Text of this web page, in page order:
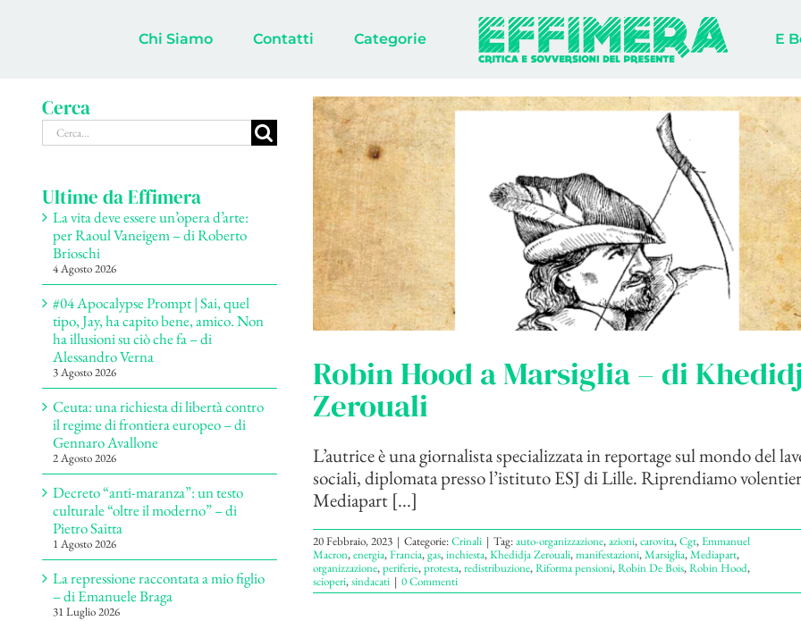
Chi Siamo Contatti Categorie E
Robin Hood a Marsiglia – di
Zerouali
L’autrice è una giornalista specializzata in reportage sul mondo del
sociali, diplomata presso l’istituto ESJ di Lille. Riprendiamo
Mediapart [...]
20 Febbraio, 2023 | Categorie:Crinali | Tag:auto-organizzazione,azioni,carovita,Cgt,Emmanuel
Macron,energia,Francia,gas,inchiesta,Khedidja Zerouali,manifestazioni,Marsiglia,Mediapart,
organizzazione,periferie,protesta,redistribuzione,Riforma pensioni,Robin De Bois,Robin Hood,
scioperi,sindacati | 0 Commenti
Cerca
Cerca
per:
Ultime da Effimera
La vita deve essere un’opera d’arte:
per Raoul Vaneigem – di Roberto
Brioschi
4 Agosto 2026
#04 Apocalypse Prompt | Sai, quel
tipo, Jay, ha capito bene, amico. Non
ha illusioni su ciò che fa – di
Alessandro Verna
3 Agosto 2026
Ceuta: una richiesta di libertà contro
il regime di frontiera europeo – di
Gennaro Avallone
2 Agosto 2026
Decreto “anti-maranza”: un testo
culturale “oltre il moderno” – di
Pietro Saitta
1 Agosto 2026
La repressione raccontata a mio figlio
– di Emanuele Braga
31 Luglio 2026